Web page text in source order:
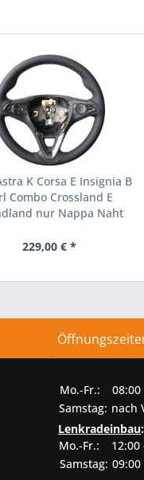
K Corsa E Insignia B
Combo Crossland E
nur Nappa Naht
229,00 € *
Mo.-Fr.:
Samstag: nach
Lenkradeinbau:
Mo.-Fr.:
Samstag: 09:00